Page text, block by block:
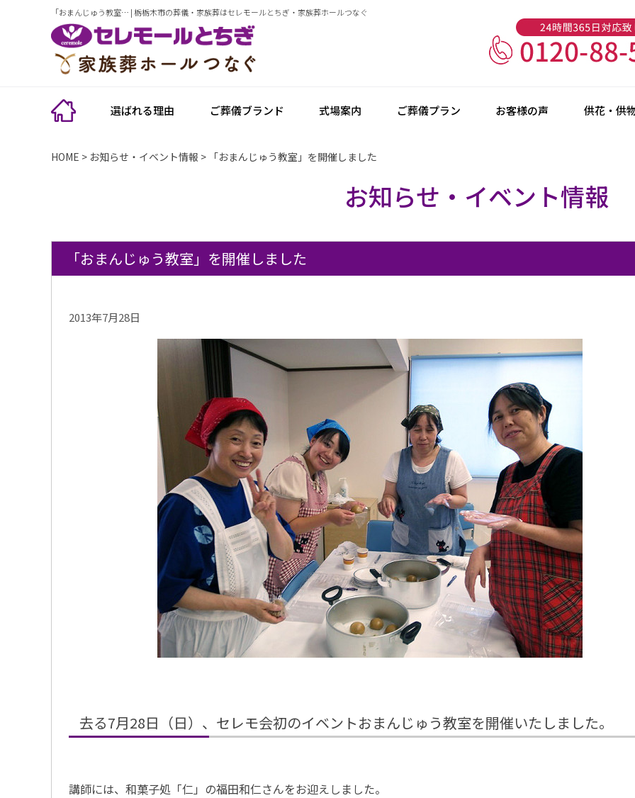
「おまんじゅう教室… | 栃栃木市の葬儀・家族葬はセレモールとちぎ・家族葬ホールつなぐ
選ばれる理由 ご葬儀ブランド 式場案内 ご葬儀プラン お客様の声 供花・供
HOME > お知らせ・イベント情報 > 「おまんじゅう教室」を開催しました
お知らせ・イベント情報
「おまんじゅう教室」を開催しました
2013年7月28日
去る7月28日（日）、セレモ会初のイベントおまんじゅう教室を開催いたしました。
講師には、和菓子処「仁」の福田和仁さんをお迎えしました。